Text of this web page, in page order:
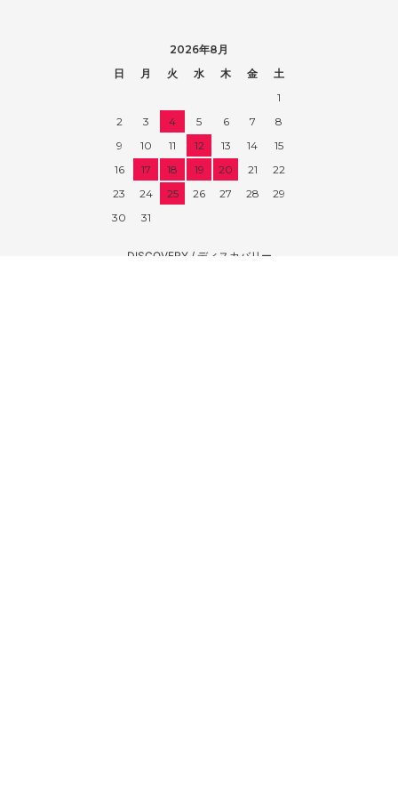
2026年8月
日
月 火 水 木 金
土
1
2
3 4 5 6 7
8
9
10 11 12 13 14
15
16
17 18 19 20 21
22
23
24 25 26 27 28
29
30
31
DISCOVERY / ディスカバリー